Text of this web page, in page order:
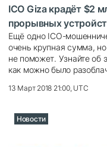
ICO Giza крадёт $2
прорывных
Ещё одно ICO-
очень крупная сумма,
не поможет. Узнайте об
как можно было
13 Март 2018 21:00, UTC
Новости